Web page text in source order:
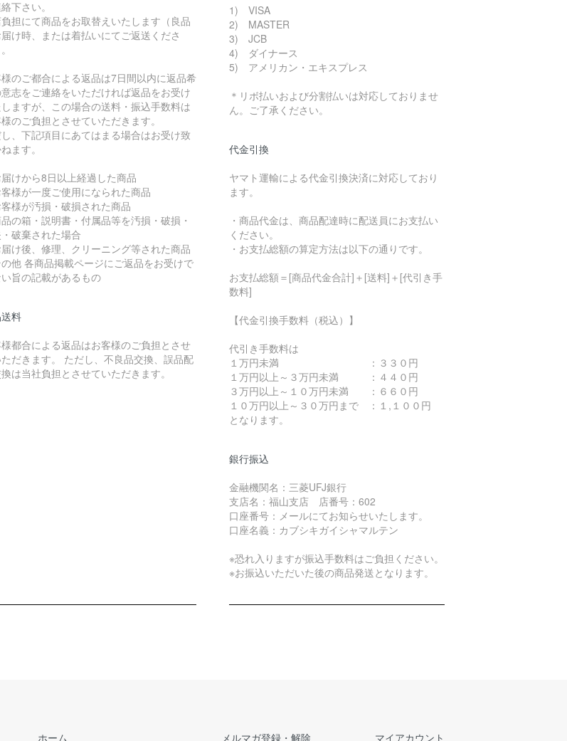
下さい。
担にて商品をお取替えいたします（良品
け時、または着払いにてご返送くださ
のご都合による返品は7日間以内に返品希
志をご連絡をいただければ返品をお受け
ますが、この場合の送料・振込手数料は
のご負担とさせていただきます。
、下記項目にあてはまる場合はお受け致
ます。
届けから8日以上経過した商品
客様が一度ご使用になられた商品
客様が汚損・破損された商品
品の箱・説明書・付属品等を汚損・破損・
破棄された場合
届け後、修理、クリーニング等された商品
の他 各商品掲載ページにご返品をお受けで
旨の記載があるもの
料
都合による返品はお客様のご負担とさせ
だきます。 ただし、不良品交換、誤品配
は当社負担とさせていただきます。
1) VISA
2) MASTER
3) JCB
4) ダイナース
5) アメリカン・エキスプレス
＊リボ払いおよび分割払いは対応しておりませ
ん。ご了承ください。
代金引換
ヤマト運輸による代金引換決済に対応しており
ます。
・商品代金は、商品配達時に配送員にお支払い
ください。
・お支払総額の算定方法は以下の通りです。
お支払総額＝[商品代金合計]＋[送料]＋[代引き手
数料]
【代金引換手数料（税込）】
代引き手数料は
１万円未満 ：３３０円
１万円以上～３万円未満 ：４４０円
３万円以上～１０万円未満 ：６６０円
１０万円以上～３０万円まで ：１,１００円
となります。
銀行振込
金融機関名：三菱UFJ銀行
支店名：福山支店 店番号：602
口座番号：メールにてお知らせいたします。
口座名義：カブシキガイシャマルテン
※恐れ入りますが振込手数料はご負担ください。
※お振込いただいた後の商品発送となります。
ホーム メルマガ登録・解除 マイアカウント